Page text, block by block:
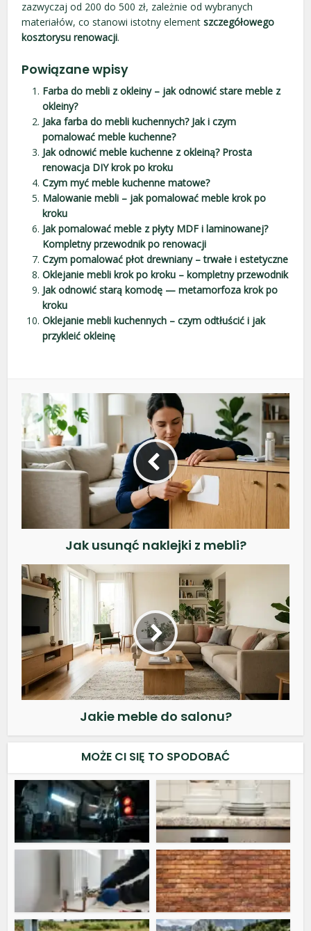
zazwyczaj od 200 do 500 zł, zależnie od wybranych
materiałów, co stanowi istotny elementszczegółowego
kosztorysu renowacji.
Powiązane wpisy
Farba do mebli z okleiny – jak odnowić stare meble z
okleiny?
Jaka farba do mebli kuchennych? Jak i czym
pomalować meble kuchenne?
Jak odnowić meble kuchenne z okleiną? Prosta
renowacja DIY krok po kroku
Czym myć meble kuchenne matowe?
Malowanie mebli – jak pomalować meble krok po
kroku
Jak pomalować meble z płyty MDF i laminowanej?
Kompletny przewodnik po renowacji
Czym pomalować płot drewniany – trwałe i estetyczne
Oklejanie mebli krok po kroku – kompletny przewodnik
Jak odnowić starą komodę — metamorfoza krok po
kroku
Oklejanie mebli kuchennych – czym odtłuścić i jak
przykleić okleinę
Jak usunąć naklejki z mebli?
Jakie meble do salonu?
MOŻE CI SIĘ TO SPODOBAĆ